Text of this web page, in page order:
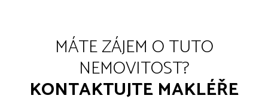
MÁTE ZÁJEM O TUTO
NEMOVITOST?
KONTAKTUJTE MAKLÉŘE